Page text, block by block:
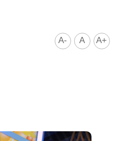
A- A A+